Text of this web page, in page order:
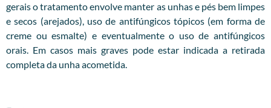
gerais o tratamento envolve manter as unhas e pés bem limpes
e secos (arejados), uso de antifúngicos tópicos (em forma de
creme ou esmalte) e eventualmente o uso de antifúngicos
orais. Em casos mais graves pode estar indicada a retirada
completa da unha acometida.